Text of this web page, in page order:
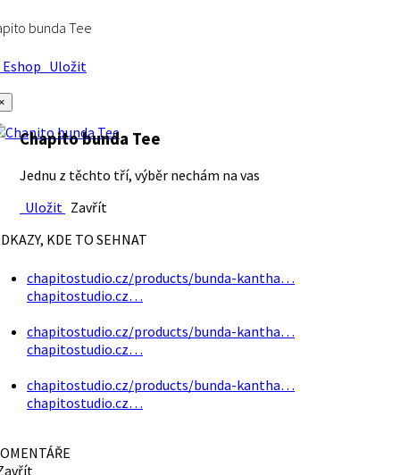
bunda Tee
Uložit
Chapito bunda Tee
Jednu z těchto tří, výběr nechám na vas
Uložit Zavřít
KDE TO SEHNAT
chapitostudio.cz/products/bunda-kantha…
chapitostudio.cz…
chapitostudio.cz/products/bunda-kantha…
chapitostudio.cz…
chapitostudio.cz/products/bunda-kantha…
chapitostudio.cz…